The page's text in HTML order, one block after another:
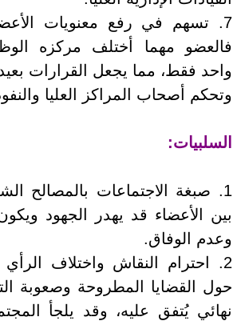
7. تسهم في رفع معنويات
فالعضو مهما أختلف مركزه
واحد فقط، مما يجعل القرارات
وتحكم أصحاب المراكز العليا
السلبيات:
1. صبغة الاجتماعات بالمصالح
بين الأعضاء قد يهدر الجهود
وعدم الوفاق.
2. احترام النقاش واختلاف
حول القضايا المطروحة وصعوبة
نهائي يُتفق عليه، وقد يلجأ